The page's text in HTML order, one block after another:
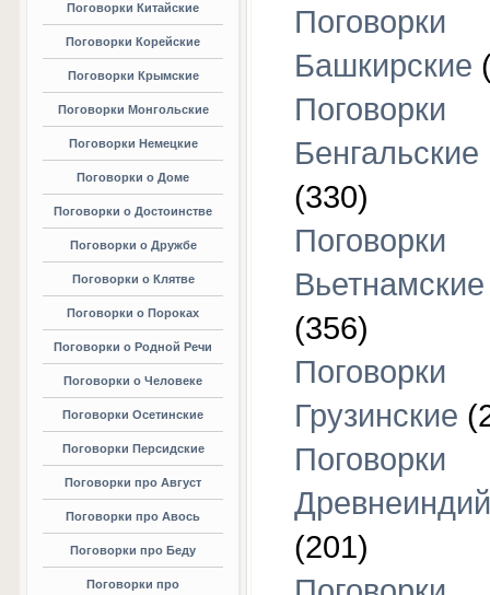
Поговорки Китайские
Поговорки Корейские
Поговорки Крымские
Поговорки Монгольские
Поговорки Немецкие
Поговорки о Доме
Поговорки о Достоинстве
Поговорки о Дружбе
Поговорки о Клятве
Поговорки о Пороках
Поговорки о Родной Речи
Поговорки о Человеке
Поговорки Осетинские
Поговорки Персидские
Поговорки про Август
Поговорки про Авось
Поговорки про Беду
Поговорки про
Поговорки
Башкирские
Поговорки
Бенгальские
(330)
Поговорки
Вьетнамские
(356)
Поговорки
Грузинские
Поговорки
(201)